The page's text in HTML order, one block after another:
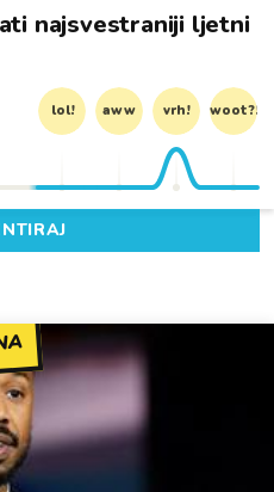
najsvestraniji ljetni
lol! aww vrh! woot?!